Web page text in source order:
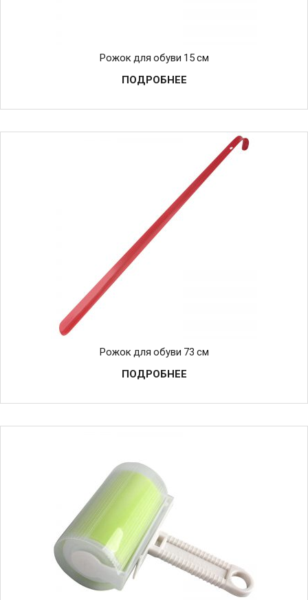
Рожок для обуви 15 см
ПОДРОБНЕЕ
Рожок для обуви 73 см
ПОДРОБНЕЕ